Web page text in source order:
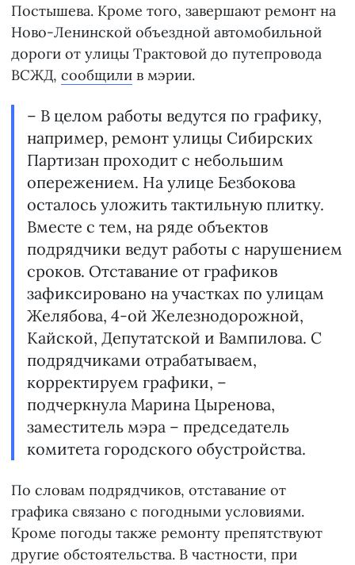
Постышева. Кроме того, завершают ремонт на
Ново-Ленинской объездной автомобильной
дороги от улицы Трактовой до путепровода
ВСЖД, сообщили в мэрии.
– В целом работы ведутся по графику,
например, ремонт улицы Сибирских
Партизан проходит с небольшим
опережением. На улице Безбокова
осталось уложить тактильную плитку.
Вместе с тем, на ряде объектов
подрядчики ведут работы с нарушением
сроков. Отставание от графиков
зафиксировано на участках по улицам
Желябова, 4-ой Железнодорожной,
Кайской, Депутатской и Вампилова. С
подрядчиками отрабатываем,
корректируем графики, –
подчеркнула Марина Цыренова,
заместитель мэра – председатель
комитета городского обустройства.
По словам подрядчиков, отставание от
графика связано с погодными условиями.
Кроме погоды также ремонту препятствуют
другие обстоятельства. В частности, при